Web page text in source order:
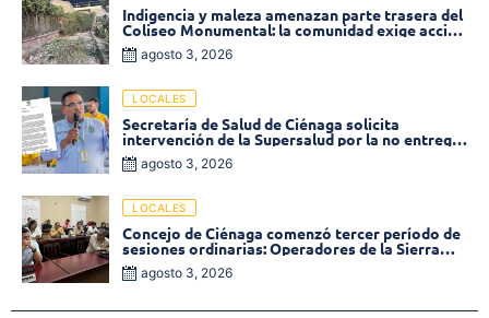
Indigencia y maleza amenazan parte trasera del
Coliseo Monumental: la comunidad exige acción
inmediata!
agosto 3, 2026
LOCALES
Secretaría de Salud de Ciénaga solicita
intervención de la Supersalud por la no entrega
de medicamentos en las EPS
agosto 3, 2026
LOCALES
Concejo de Ciénaga comenzó tercer período de
sesiones ordinarias: Operadores de la Sierra
tema central de la plenaria
agosto 3, 2026